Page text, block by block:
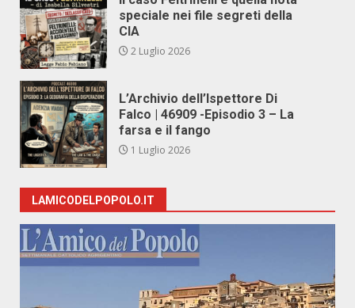
speciale nei file segreti della
CIA
2 Luglio 2026
L’Archivio dell’Ispettore Di
Falco | 46909 -Episodio 3 – La
farsa e il fango
1 Luglio 2026
LAMICODELPOPOLO.IT